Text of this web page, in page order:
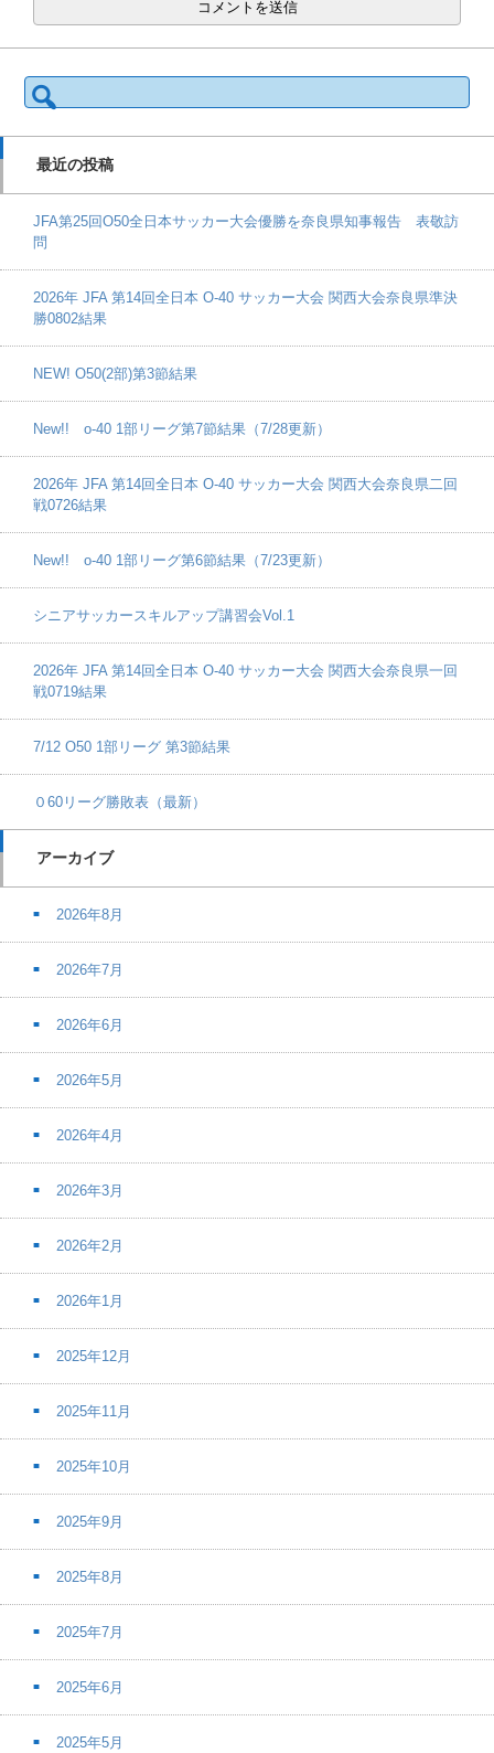
検
索:
最近の投稿
JFA第25回O50全日本サッカー大会優勝を奈良県知事報告 表敬訪
問
2026年 JFA 第14回全日本 O-40 サッカー大会 関西大会奈良県準決
勝0802結果
NEW! O50(2部)第3節結果
New!! o-40 1部リーグ第7節結果（7/28更新）
2026年 JFA 第14回全日本 O-40 サッカー大会 関西大会奈良県二回
戦0726結果
New!! o-40 1部リーグ第6節結果（7/23更新）
シニアサッカースキルアップ講習会Vol.1
2026年 JFA 第14回全日本 O-40 サッカー大会 関西大会奈良県一回
戦0719結果
7/12 O50 1部リーグ 第3節結果
０60リーグ勝敗表（最新）
アーカイブ
2026年8月
2026年7月
2026年6月
2026年5月
2026年4月
2026年3月
2026年2月
2026年1月
2025年12月
2025年11月
2025年10月
2025年9月
2025年8月
2025年7月
2025年6月
2025年5月